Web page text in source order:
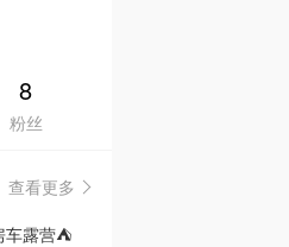
🇦🇺
🇳🇿新西兰
8
粉丝
查看更多
露营⛺️